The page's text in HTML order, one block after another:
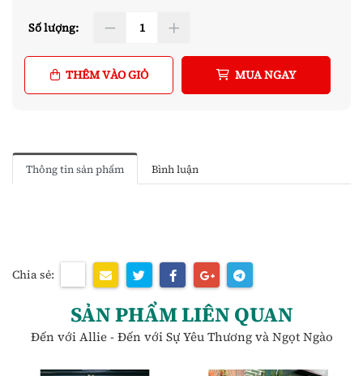
Số lượng:
THÊM VÀO GIỎ MUA NGAY
Thông tin sản phẩm Bình luận
Chia sẻ:
SẢN PHẨM LIÊN QUAN
Đến với Allie - Đến với Sự Yêu Thương và Ngọt Ngào